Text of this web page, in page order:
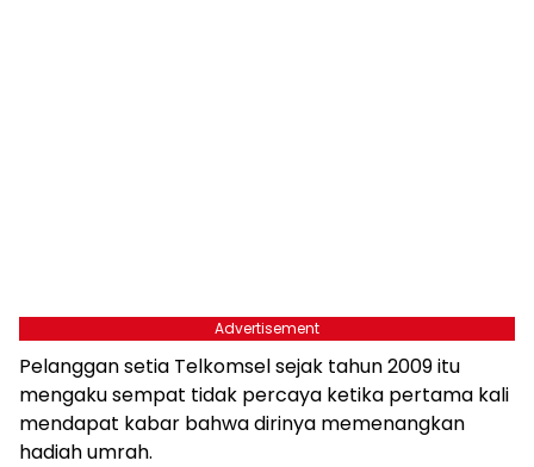
Advertisement
Pelanggan setia Telkomsel sejak tahun 2009 itu
mengaku sempat tidak percaya ketika pertama kali
mendapat kabar bahwa dirinya memenangkan
hadiah umrah.